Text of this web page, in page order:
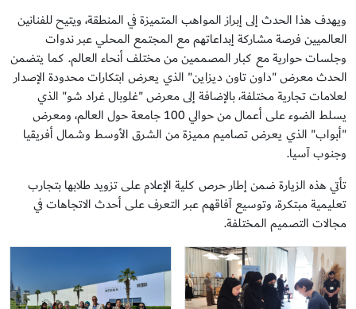
ويهدف هذا الحدث إلى إبراز المواهب المتميزة في المنطقة، ويتيح للفنانين
العالميين فرصة مشاركة إبداعاتهم مع المجتمع المحلي عبر ندوات
وجلسات حوارية مع كبار المصممين من مختلف أنحاء العالم. كما يتضمن
الحدث معرض "داون تاون ديزاين" الذي يعرض ابتكارات محدودة الإصدار
لعلامات تجارية مختلفة، بالإضافة إلى معرض "غلوبال غراد شو" الذي
يسلط الضوء على أعمال من حوالي 100 جامعة حول العالم، ومعرض
"أبواب" الذي يعرض تصاميم مميزة من الشرق الأوسط وشمال أفريقيا
وجنوب آسيا.
تأتي هذه الزيارة ضمن إطار حرص كلية الإعلام على تزويد طلابها بتجارب
تعليمية مبتكرة، وتوسيع آفاقهم عبر التعرف على أحدث الاتجاهات في
مجالات التصميم المختلفة.